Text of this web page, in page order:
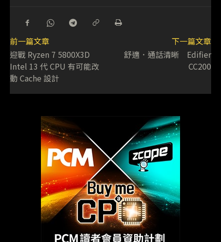
前一篇文章
迎戰 Ryzen 7 5800X3D
Intel 13 代 CPU 有可能改
動 Cache 設計
下一篇文章
舒適．通話清晰 Edifier
CC200